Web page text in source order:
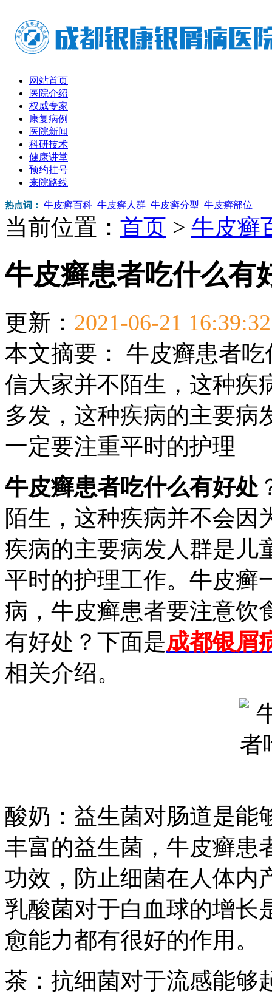
网站首页
医院介绍
权威专家
康复病例
医院新闻
科研技术
健康讲堂
预约挂号
来院路线
热点词： 牛皮癣百科 牛皮癣人群 牛皮癣分型 牛皮癣部位
当前位置： 首页 > 牛皮癣
牛皮癣患者吃什么有
更新： 2021-06-21 16:39:32
本文摘要：
牛皮癣患者
信大家并不陌生，这种疾
多发，这种疾病的主要病
一定要注重平时的护理
牛皮癣患者吃什么有好处
陌生，这种疾病并不会因
疾病的主要病发人群是儿
平时的护理工作。牛皮癣
病，牛皮癣患者要注意饮
有好处？下面是成都银屑
相关介绍。
酸奶：益生菌对肠道是能
丰富的益生菌，牛皮癣患
功效，防止细菌在人体内
乳酸菌对于白血球的增长
愈能力都有很好的作用。
茶：抗细菌对于流感能够